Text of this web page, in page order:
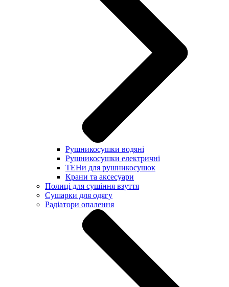
Рушникосушки водяні
Рушникосушки електричні
ТЕНи для рушникосушок
Крани та аксесуари
Полиці для сушіння взуття
Сушарки для одягу
Радіатори опалення